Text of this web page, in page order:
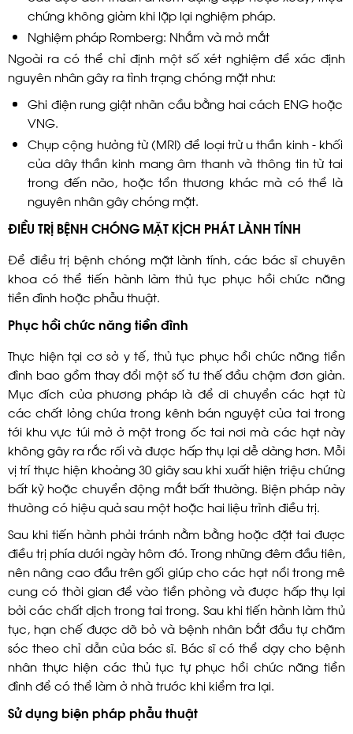
chứng không giảm khi lặp lại nghiệm pháp.
Nghiệm pháp Romberg: Nhắm và mở mắt
Ngoài ra có thể chỉ định một số xét nghiệm để xác định
nguyên nhân gây ra tình trạng chóng mặt như:
Ghi điện rung giật nhãn cầu bằng hai cách ENG hoặc
VNG.
Chụp cộng hưởng từ (MRI) để loại trừ u thần kinh - khối
của dây thần kinh mang âm thanh và thông tin từ tai
trong đến não, hoặc tổn thương khác mà có thể là
nguyên nhân gây chóng mặt.
ĐIỀU TRỊ BỆNH CHÓNG MẶT KỊCH PHÁT LÀNH TÍNH
Để điều trị bệnh chóng mặt lành tính, các bác sĩ chuyên
khoa có thể tiến hành làm thủ tục phục hồi chức năng
tiền đình hoặc phẫu thuật.
Phục hồi chức năng tiền đình
Thực hiện tại cơ sở y tế, thủ tục phục hồi chức năng tiền
đình bao gồm thay đổi một số tư thế đầu chậm đơn giản.
Mục đích của phương pháp là để di chuyển các hạt từ
các chất lỏng chứa trong kênh bán nguyệt của tai trong
tới khu vực túi mở ở một trong ốc tai nơi mà các hạt này
không gây ra rắc rối và được hấp thụ lại dễ dàng hơn. Mỗi
vị trí thực hiện khoảng 30 giây sau khi xuất hiện triệu chứng
bất kỳ hoặc chuyển động mắt bất thường. Biện pháp này
thường có hiệu quả sau một hoặc hai liệu trình điều trị.
Sau khi tiến hành phải tránh nằm bằng hoặc đặt tai được
điều trị phía dưới ngày hôm đó. Trong những đêm đầu tiên,
nên nâng cao đầu trên gối giúp cho các hạt nổi trong mê
cung có thời gian để vào tiền phòng và được hấp thụ lại
bởi các chất dịch trong tai trong. Sau khi tiến hành làm thủ
tục, hạn chế được dỡ bỏ và bệnh nhân bắt đầu tự chăm
sóc theo chỉ dẫn của bác sĩ. Bác sĩ có thể dạy cho bệnh
nhân thực hiện các thủ tục tự phục hồi chức năng tiền
đình để có thể làm ở nhà trước khi kiểm tra lại.
Sử dụng biện pháp phẫu thuật